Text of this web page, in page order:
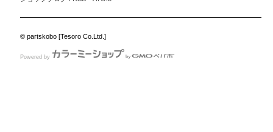
© partskobo [Tesoro Co.Ltd.]
Powered by